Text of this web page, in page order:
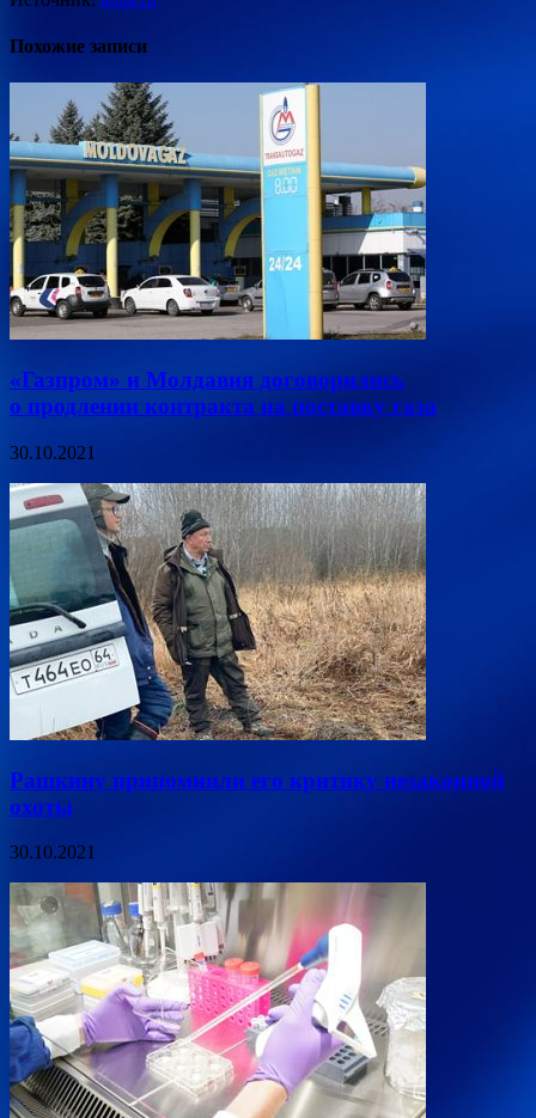
Похожие записи
«Газпром» и Молдавия договорились
о продлении контракта на поставку газа
30.10.2021
Рашкину припомнили его критику незаконной
охоты
30.10.2021